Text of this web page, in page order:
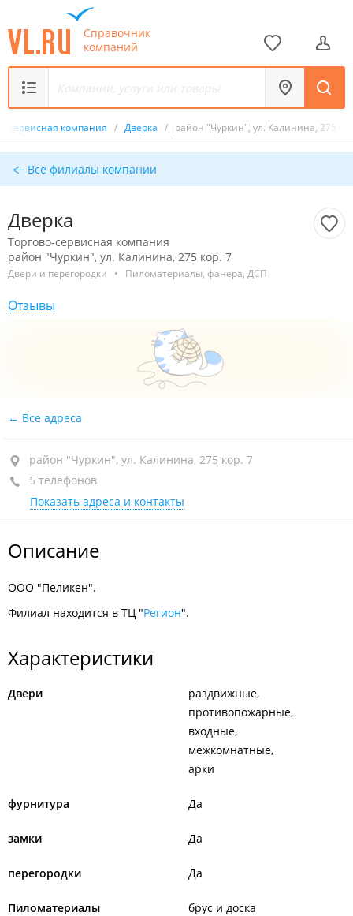
Справочник
компаний
сервисная компания / Дверка / район "Чуркин", ул. Калинина, 275
Все филиалы компании
Дверка
Торгово-сервисная компания
район "Чуркин", ул. Калинина, 275 кор. 7
Двери и перегородки • Пиломатериалы, фанера, ДСП
Отзывы
Все адреса
район "Чуркин", ул. Калинина, 275 кор. 7
5 телефонов
Показать адреса и контакты
Описание
ООО "Пеликен".
Филиал находится в ТЦ "Регион".
Характеристики
Двери
раздвижные
противопожарные
входные
межкомнатные
арки
фурнитура Да
замки Да
перегородки Да
Пиломатериалы брус и доска